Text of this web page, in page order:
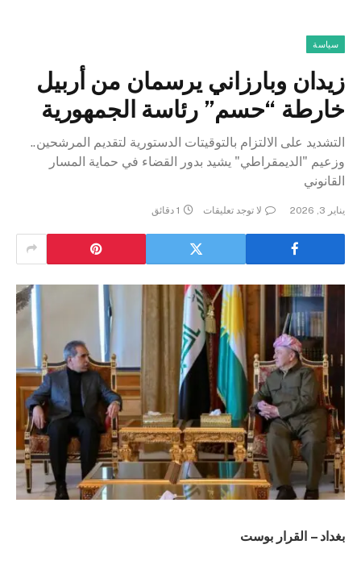
سياسة
زيدان وبارزاني يرسمان من أربيل
خارطة “حسم” رئاسة الجمهورية
التشديد على الالتزام بالتوقيتات الدستورية لتقديم المرشحين..
وزعيم "الديمقراطي" يشيد بدور القضاء في حماية المسار
القانوني
يناير 3, 2026 لا توجد تعليقات 1 دقائق
بغداد – القرار بوست